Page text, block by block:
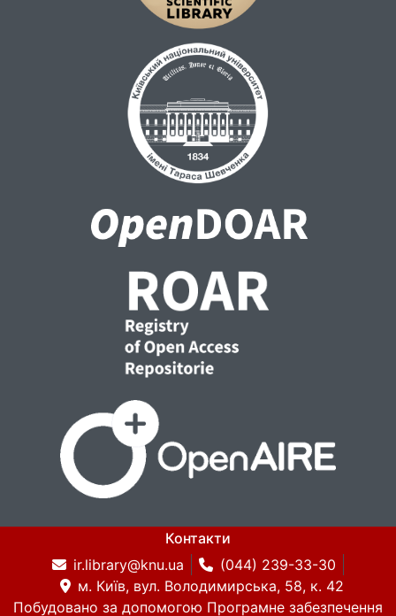
Контакти
ir.library@knu.ua
(044) 239-33-30
м. Київ, вул. Володимирська, 58, к. 42
Побудовано за допомогою Програмне забезпечення